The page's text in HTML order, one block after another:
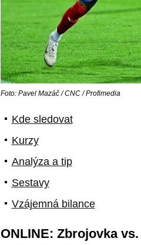
Foto: Pavel Mazáč / CNC / Profimedia
Kde sledovat
Kurzy
Analýza a tip
Sestavy
Vzájemná bilance
ONLINE: Zbrojovka